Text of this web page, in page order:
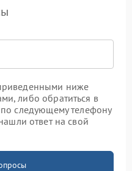
ниже
либо обратиться в
следующему телефону
ответ на свой